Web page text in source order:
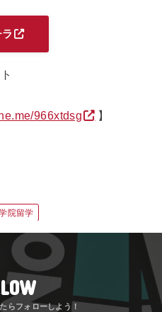
966xtdsg
】
院留学